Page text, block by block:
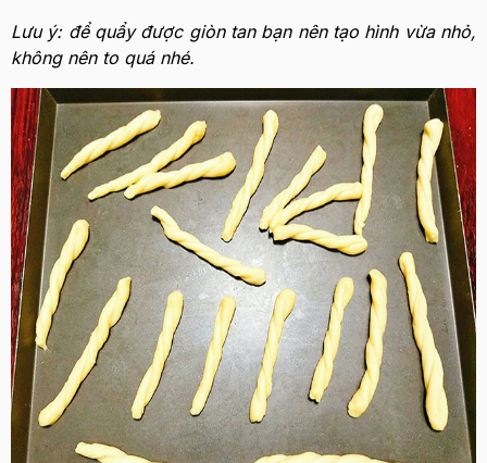
Lưu ý: để quẩy được giòn tan bạn nên tạo hình vừa nhỏ,
không nên to quá nhé.